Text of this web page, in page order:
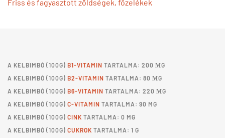
Friss és fagyasztott zöldségek, főzelékek
A KELBIMBÓ (100G) B1-VITAMIN TARTALMA: 200 ΜG
A KELBIMBÓ (100G) B2-VITAMIN TARTALMA: 80 ΜG
A KELBIMBÓ (100G) B6-VITAMIN TARTALMA: 220 ΜG
A KELBIMBÓ (100G) C-VITAMIN TARTALMA: 90 MG
A KELBIMBÓ (100G) CINK TARTALMA: 0 MG
A KELBIMBÓ (100G) CUKROK TARTALMA: 1 G